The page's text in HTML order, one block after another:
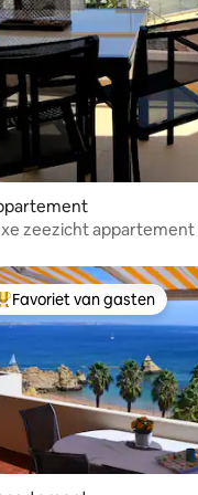
zeezicht appartement
van gasten
Favoriet van gasten